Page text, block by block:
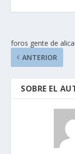
foros gente de
ANTERIOR
SOBRE EL